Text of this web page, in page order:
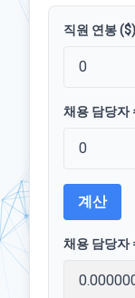
직원 연봉
채용 담당자
계산
채용 담당자